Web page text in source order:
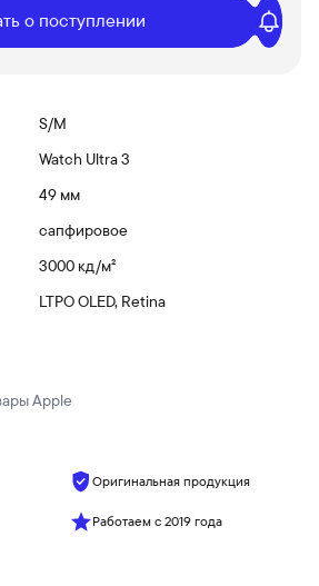
о поступлении
S/M
Watch Ultra 3
49 мм
сапфировое
3000 кд/ м²
LTPO OLED, Retina
Apple
Оригинальная продукция
Работаем с 2019 года